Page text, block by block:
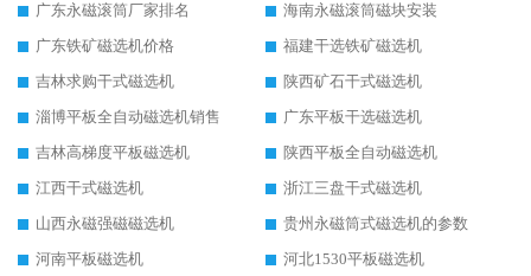
广东永磁滚筒厂家排名
海南永磁滚筒磁块安装
广东铁矿磁选机价格
福建干选铁矿磁选机
吉林求购干式磁选机
陕西矿石干式磁选机
淄博平板全自动磁选机销售
广东平板干选磁选机
吉林高梯度平板磁选机
陕西平板全自动磁选机
江西干式磁选机
浙江三盘干式磁选机
山西永磁强磁磁选机
贵州永磁筒式磁选机的参数
河南平板磁选机
河北1530平板磁选机